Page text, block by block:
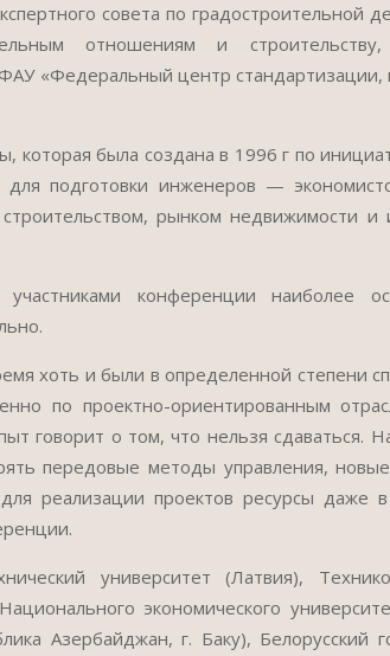
совета по градостроительной
отношениям и строительству,
«Федеральный центр стандартизации,
была создана в 1996 г по
для подготовки инженеров —
рынком недвижимости и
конференции наиболее
хоть и были в определенной степени
по проектно-ориентированным
говорит о том, что нельзя сдаваться.
передовые методы управления,
реализации проектов ресурсы даже
университет (Латвия),
экономического
Азербайджан, г. Баку), Белорусский